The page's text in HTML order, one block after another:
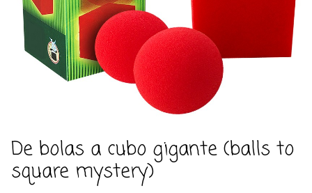
De bolas a cubo gigante (balls to
square mystery)